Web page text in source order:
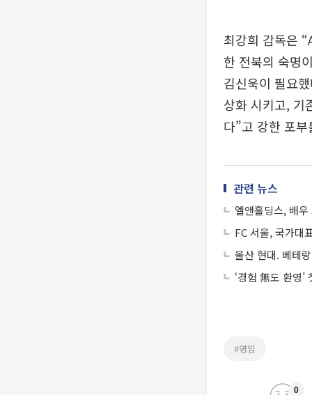
최강희 감독은
한 전북의 숙명
김신욱이 필요
상화 시키고, 기
다”고 강한 포
관련 뉴스
엘앤홀딩스, 배
FC 서울, 국가대
울산 현대. 베테
‘경험 無도 환영
#영입
0